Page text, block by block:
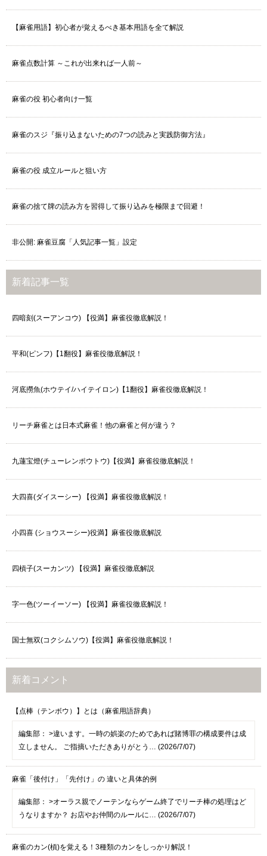
【麻雀用語】初心者が覚えるべき基本用語を全て解説
麻雀点数計算 ～これが出来れば一人前～
麻雀の役 初心者向け一覧
麻雀のスジ『振り込まないための7つの読みと実践防御方法』
麻雀の役 成立ルールと狙い方
麻雀の捨て牌の読み方を習得して振り込みを極限まで回避！
非公開: 麻雀豆腐「人気記事一覧」設定
新着記事一覧
四暗刻(スーアンコウ) 【役満】麻雀役徹底解説！
平和(ピンフ)【1翻役】麻雀役徹底解説！
河底撈魚(ホウテイ/ハイテイロン)【1翻役】麻雀役徹底解説！
リーチ麻雀とは日本式麻雀！他の麻雀と何が違う？
九蓮宝燈(チューレンポウトウ)【役満】麻雀役徹底解説！
大四喜(ダイスーシー) 【役満】麻雀役徹底解説！
小四喜 (ショウスーシー)役満】麻雀役徹底解説
四槓子(スーカンツ) 【役満】麻雀役徹底解説
字一色(ツーイーソー) 【役満】麻雀役徹底解説！
国士無双(コクシムソウ)【役満】麻雀役徹底解説！
新着コメント
【点棒（テンボウ）】とは（麻雀用語辞典）
編集部： >違います。一時の娯楽のためであれば賭博罪の構成要件は成
立しません。 ご指摘いただきありがとう… (2026/7/07)
麻雀「後付け」「先付け」の 違いと具体的例
編集部： >オーラス親でノーテンならゲーム終了でリーチ棒の処理はど
うなりますか？ お店やお仲間のルールに… (2026/7/07)
麻雀のカン(槓)を覚える！3種類のカンをしっかり解説！